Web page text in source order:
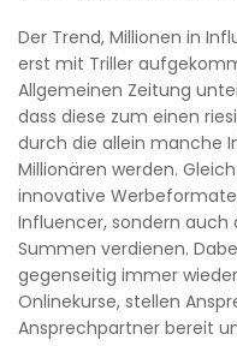
Der Trend, Millionen in
erst mit Triller
Allgemeinen Zeitung
dass diese zum einen
durch die allein manche
Millionären werden.
innovative
Influencer, sondern
Summen verdienen.
gegenseitig immer
Onlinekurse, stellen
Ansprechpartner bereit